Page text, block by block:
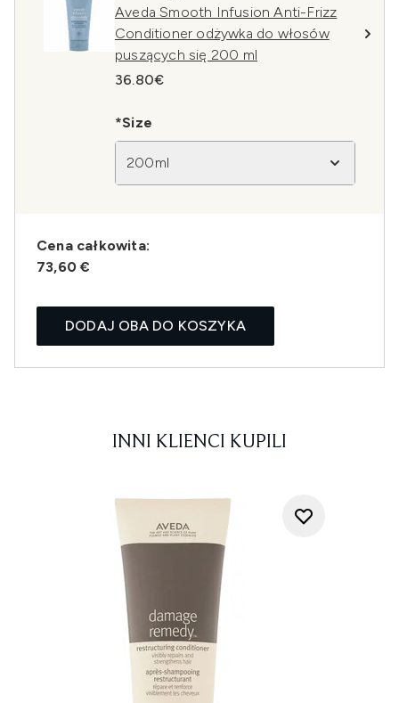
Aveda Smooth Infusion Anti-Frizz
Conditioner odżywka do włosów
puszących się 200 ml
36.80€
*Size
200ml
Cena całkowita:
73,60 €
DODAJ OBA DO KOSZYKA
INNI KLIENCI KUPILI